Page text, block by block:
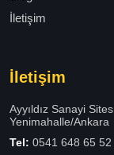
İletişim
İletişim
Ayyıldız Sanayi
Yenimahalle/Ankara
Tel: 0541 648 65 52